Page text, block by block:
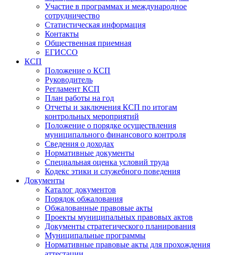
Участие в программах и международное
сотрудничество
Статистическая информация
Контакты
Общественная приемная
ЕГИССО
КСП
Положение о КСП
Руководитель
Регламент КСП
План работы на год
Отчеты и заключения КСП по итогам
контрольных мероприятий
Положение о порядке осуществления
муниципального финансового контроля
Сведения о доходах
Нормативные документы
Специальная оценка условий труда
Кодекс этики и служебного поведения
Документы
Каталог документов
Порядок обжалования
Обжалованные правовые акты
Проекты муниципальных правовых актов
Документы стратегического планирования
Муниципальные программы
Нормативные правовые акты для прохождения